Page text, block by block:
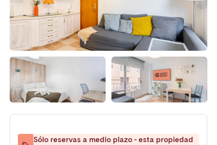
Sólo reservas a medio plazo - esta propiedad